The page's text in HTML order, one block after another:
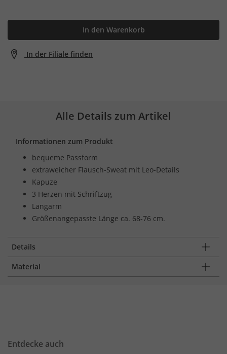
In den Warenkorb
In der Filiale finden
Alle Details zum Artikel
Informationen zum Produkt
bequeme Passform
extraweicher Flausch-Sweat mit Leo-Details
Kapuze
3 Herzen mit Schriftzug
Langarm
Größenangepasste Länge ca. 68-76 cm.
Details
Material
Entdecke auch